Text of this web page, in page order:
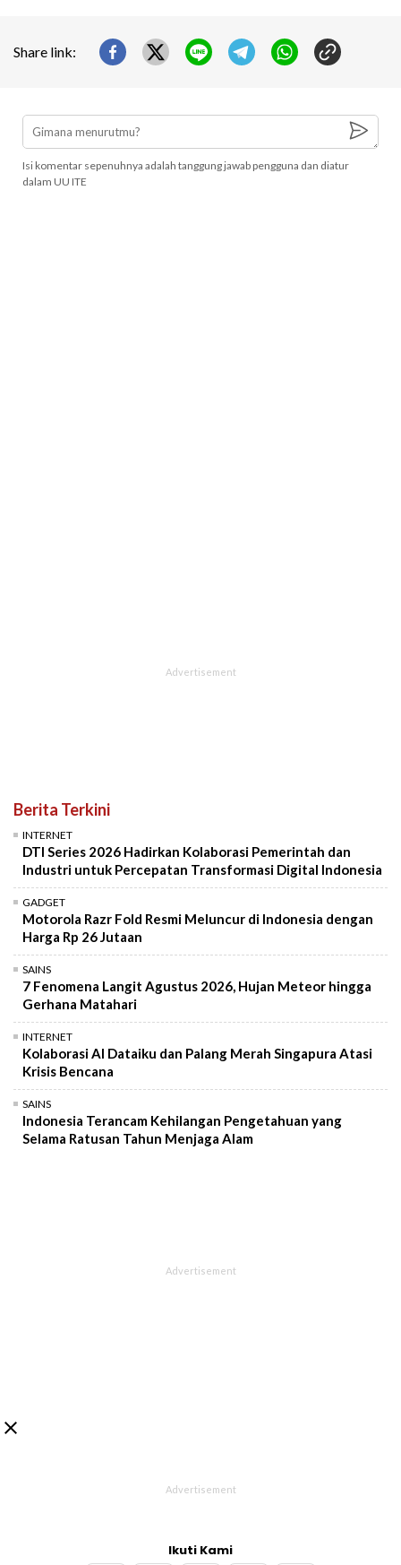
Share link:
Isi komentar sepenuhnya adalah tanggung jawab pengguna dan diatur
dalam UU ITE
Berita Terkini
INTERNET
DTI Series 2026 Hadirkan Kolaborasi Pemerintah dan
Industri untuk Percepatan Transformasi Digital Indonesia
GADGET
Motorola Razr Fold Resmi Meluncur di Indonesia dengan
Harga Rp 26 Jutaan
SAINS
7 Fenomena Langit Agustus 2026, Hujan Meteor hingga
Gerhana Matahari
INTERNET
Kolaborasi AI Dataiku dan Palang Merah Singapura Atasi
Krisis Bencana
SAINS
Indonesia Terancam Kehilangan Pengetahuan yang
Selama Ratusan Tahun Menjaga Alam

Ikuti Kami